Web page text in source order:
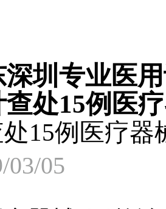
深圳专业医
查处15例医
处15例医疗器
03/05